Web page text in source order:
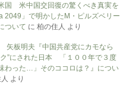
国 米中国交回復の驚くべき真実を
2049」で明かしたM・ピルズベリー
ついて に 柏の住人 より
矢板明夫『中国共産党にカモなら
ク”にされた日本 「１００年で３度
わった…」そのココロは？』につい
より